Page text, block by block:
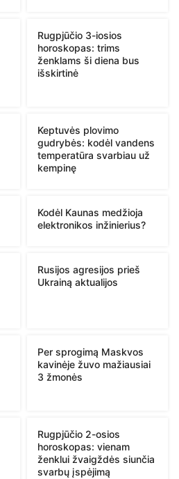
Rugpjūčio 3-iosios
horoskopas: trims
ženklams ši diena bus
išskirtinė
Keptuvės plovimo
gudrybės: kodėl vandens
temperatūra svarbiau už
kempinę
Kodėl Kaunas medžioja
elektronikos inžinierius?
Rusijos agresijos prieš
Ukrainą aktualijos
Per sprogimą Maskvos
kavinėje žuvo mažiausiai
3 žmonės
Rugpjūčio 2-osios
horoskopas: vienam
ženklui žvaigždės siunčia
svarbų įspėjimą